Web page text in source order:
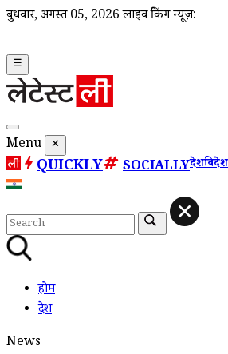
बुधवार, अगस्त 05, 2026 लाइव ब्रेकिंग न्यूज़:
☰
Menu ✕
QUICKLY SOCIALLYदेशविदेश
होम
देश
News